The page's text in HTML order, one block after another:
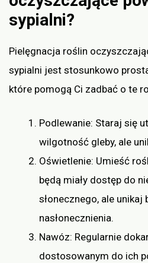
sypialni?
Pielęgnacja roślin
sypialni jest stosunkowo
które pomogą Ci zadbać o te
Podlewanie: Staraj się
wilgotność gleby, ale
Oświetlenie: Umieść
będą miały dostęp do
słonecznego, ale unikaj
nasłonecznienia.
Nawóz: Regularnie
dostosowanym do ich